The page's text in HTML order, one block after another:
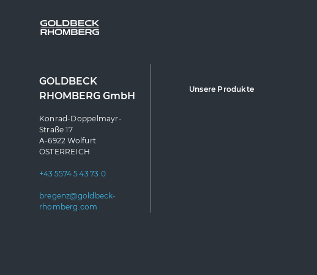
GOLDBECK
RHOMBERG GmbH
Konrad-Doppelmayr-
Straße 17
A-6922 Wolfurt
ÖSTERREICH
+43 5574 5 43 73 0
bregenz@goldbeck-
rhomberg.com
Unsere Produkte